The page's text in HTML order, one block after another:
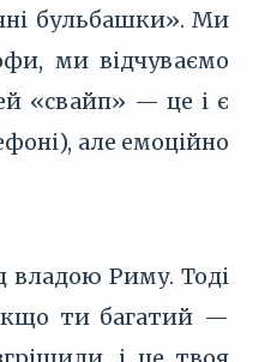
бульбашки». Ми
ми відчуваємо
«свайп» — це і є
але емоційно
владою Риму. Тоді
ти багатий —